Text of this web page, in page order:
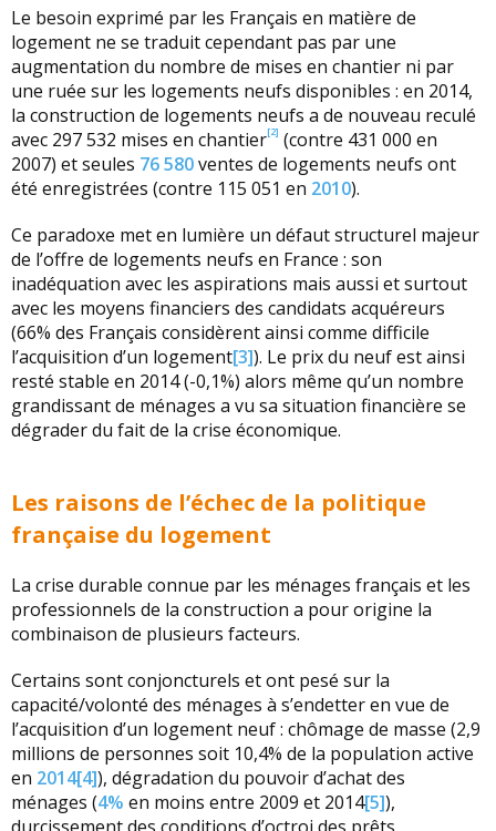
Le besoin exprimé par les Français en matière de
logement ne se traduit cependant pas par une
augmentation du nombre de mises en chantier ni par
une ruée sur les logements neufs disponibles : en 2014,
la construction de logements neufs a de nouveau reculé
avec 297 532 mises en chantier[2] (contre 431 000 en
2007) et seules 76 580ventes de logements neufs ont
été enregistrées (contre 115 051 en 2010).
Ce paradoxe met en lumière un défaut structurel majeur
de l’offre de logements neufs en France : son
inadéquation avec les aspirations mais aussi et surtout
avec les moyens financiers des candidats acquéreurs
(66% des Français considèrent ainsi comme difficile
l’acquisition d’un logement[3]). Le prix du neuf est ainsi
resté stable en 2014 (-0,1%) alors même qu’un nombre
grandissant de ménages a vu sa situation financière se
dégrader du fait de la crise économique.
Les raisons de l’échec de la politique
française du logement
La crise durable connue par les ménages français et les
professionnels de la construction a pour origine la
combinaison de plusieurs facteurs.
Certains sont conjoncturels et ont pesé sur la
capacité/volonté des ménages à s’endetter en vue de
l’acquisition d’un logement neuf : chômage de masse (2,9
millions de personnes soit 10,4% de la population active
en 2014[4]), dégradation du pouvoir d’achat des
ménages (4% en moins entre 2009 et 2014[5]),